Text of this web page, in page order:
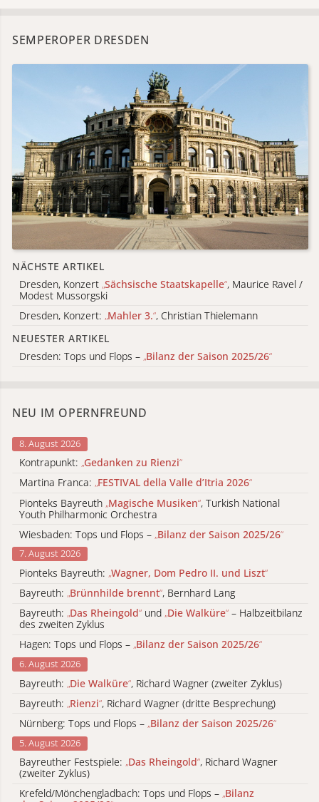
SEMPEROPER DRESDEN
NÄCHSTE ARTIKEL
Dresden, Konzert „Sächsische Staatskapelle“, Maurice Ravel /
Modest Mussorgski
Dresden, Konzert: „Mahler 3.“, Christian Thielemann
NEUESTER ARTIKEL
Dresden: Tops und Flops – „Bilanz der Saison 2025/26“
NEU IM OPERNFREUND
8. August 2026
Kontrapunkt: „Gedanken zu Rienzi“
Martina Franca: „FESTIVAL della Valle d’Itria 2026“
Pionteks Bayreuth „Magische Musiken“, Turkish National
Youth Philharmonic Orchestra
Wiesbaden: Tops und Flops – „Bilanz der Saison 2025/26“
7. August 2026
Pionteks Bayreuth: „Wagner, Dom Pedro II. und Liszt“
Bayreuth: „Brünnhilde brennt“, Bernhard Lang
Bayreuth: „Das Rheingold“ und „Die Walküre“ – Halbzeitbilanz
des zweiten Zyklus
Hagen: Tops und Flops – „Bilanz der Saison 2025/26“
6. August 2026
Bayreuth: „Die Walküre“, Richard Wagner (zweiter Zyklus)
Bayreuth: „Rienzi“, Richard Wagner (dritte Besprechung)
Nürnberg: Tops und Flops – „Bilanz der Saison 2025/26“
5. August 2026
Bayreuther Festspiele: „Das Rheingold“, Richard Wagner
(zweiter Zyklus)
Krefeld/Mönchengladbach: Tops und Flops – „Bilanz